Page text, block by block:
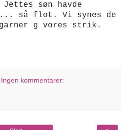
søn havde
så flot. Vi synes de
g vores strik.
Ingen kommentarer: